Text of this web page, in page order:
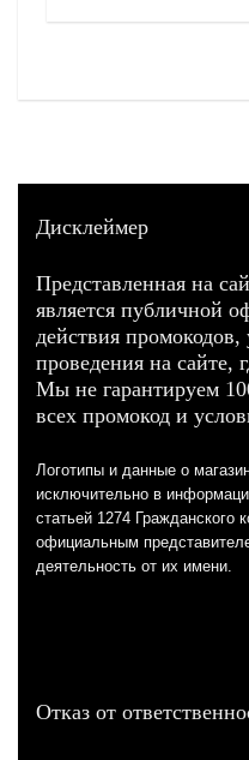
Дисклеймер
Представленная на
является публичной
действия
проведения на сайте,
Мы не гарантируем
всех промокод и
Логотипы и данные о
исключительно в
статьей 1274 Гражданского
официальным
деятельность от их имени.
Отказ от